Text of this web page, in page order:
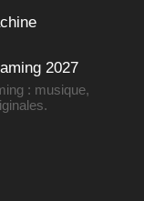
2027
: musique,